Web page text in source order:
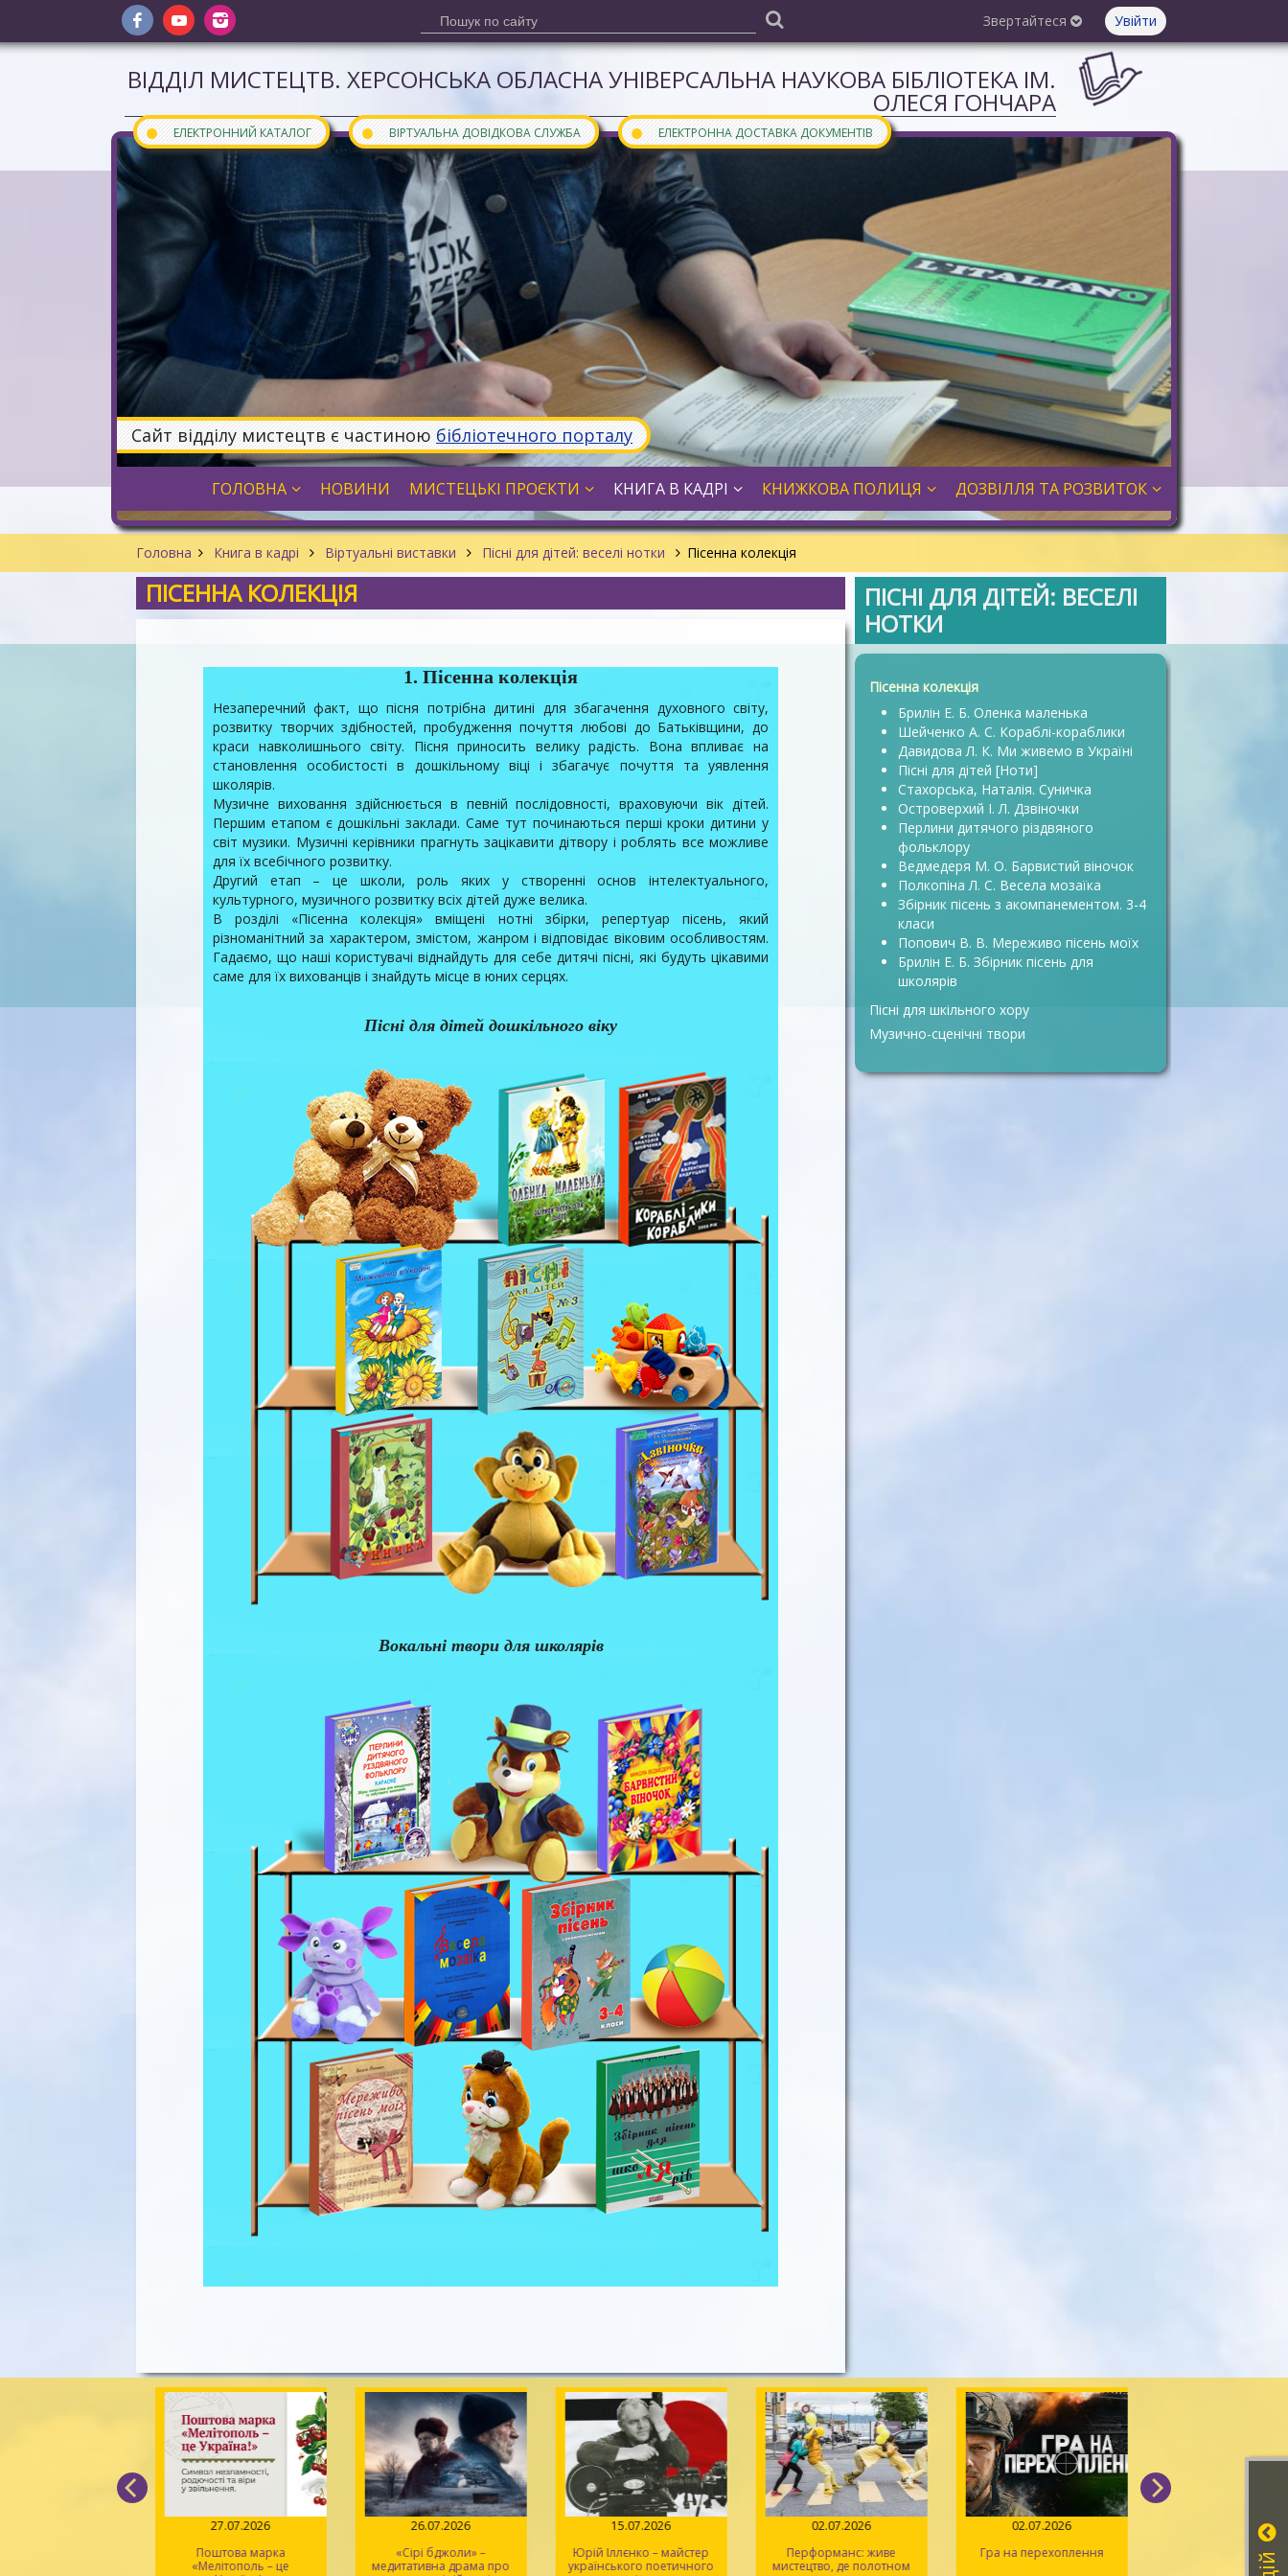
Звертайтеся Увійти
ВІДДІЛ МИСТЕЦТВ. ХЕРСОНСЬКА ОБЛАСНА УНІВЕРСАЛЬНА НАУКОВА БІБЛІОТЕКА ІМ.
ОЛЕСЯ ГОНЧАРА
● ЕЛЕКТРОННИЙ КАТАЛОГ ● ВІРТУАЛЬНА ДОВІДКОВА СЛУЖБА ● ЕЛЕКТРОННА ДОСТАВКА ДОКУМЕНТІВ
Сайт відділу мистецтв є частиною бібліотечного порталу
ГОЛОВНА НОВИНИ МИСТЕЦЬКІ ПРОЄКТИ КНИГА В КАДРІ КНИЖКОВА ПОЛИЦЯ ДОЗВІЛЛЯ ТА РОЗВИТОК
Головна Книга в кадрі Віртуальні виставки Пісні для дітей: веселі нотки Пісенна колекція
ПІСНІ ДЛЯ ДІТЕЙ: ВЕСЕЛІ
НОТКИ
Пісенна колекція
Брилін Е. Б. Оленка маленька
Шейченко А. С. Кораблі-кораблики
Давидова Л. К. Ми живемо в Україні
Пісні для дітей [Ноти]
Стахорська, Наталія. Суничка
Островерхий І. Л. Дзвіночки
Перлини дитячого різдвяного
фольклору
Ведмедеря М. О. Барвистий віночок
Полкопіна Л. С. Весела мозаїка
Збірник пісень з акомпанементом. 3-4
класи
Попович В. В. Мереживо пісень моїх
Брилін Е. Б. Збірник пісень для
школярів
Пісні для шкільного хору
Музично-сценічні твори
ПІСЕННА КОЛЕКЦІЯ
1. Пісенна колекція
Незаперечний факт, що пісня потрібна дитині для збагачення духовного світу,
розвитку творчих здібностей, пробудження почуття любові до Батьківщини, до
краси навколишнього світу. Пісня приносить велику радість. Вона впливає на
становлення особистості в дошкільному віці і збагачує почуття та уявлення
школярів.
Музичне виховання здійснюється в певній послідовності, враховуючи вік дітей.
Першим етапом є дошкільні заклади. Саме тут починаються перші кроки дитини у
світ музики. Музичні керівники прагнуть зацікавити дітвору і роблять все можливе
для їх всебічного розвитку.
Другий етап – це школи, роль яких у створенні основ інтелектуального,
культурного, музичного розвитку всіх дітей дуже велика.
В розділі «Пісенна колекція» вміщені нотні збірки, репертуар пісень, який
різноманітний за характером, змістом, жанром і відповідає віковим особливостям.
Гадаємо, що наші користувачі віднайдуть для себе дитячі пісні, які будуть цікавими
саме для їх вихованців і знайдуть місце в юних серцях.
Пісні для дітей дошкільного віку
Вокальні твори для школярів
27.07.2026
Поштова марка
«Мелітополь – це
26.07.2026
«Сірі бджоли» –
медитативна драма про
15.07.2026
Юрій Іллєнко – майстер
українського поетичного
02.07.2026
Перформанс: живе
мистецтво, де полотном
02.07.2026
Гра на перехоплення
14.06.2026
Іван Миколайчук –
українського